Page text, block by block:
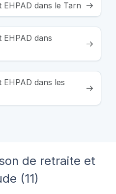
EHPAD dans le Tarn
EHPAD dans
dans les
de retraite et
(11)